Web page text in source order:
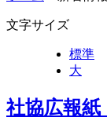
文字サイズ
標準
大
社協広報